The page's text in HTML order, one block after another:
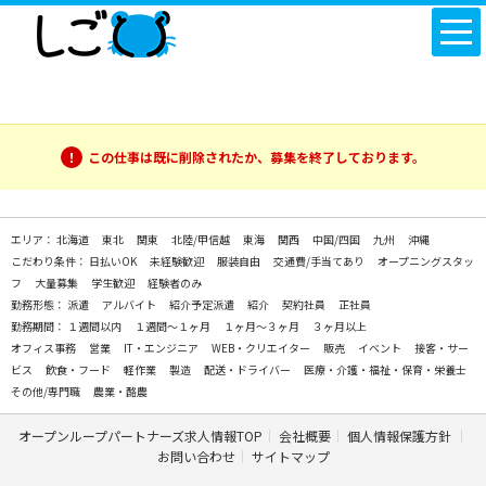
この仕事は既に削除されたか、募集を終了しております。
エリア： 北海道 東北 関東 北陸/甲信越 東海 関西 中国/四国 九州
沖縄
こだわり条件： 日払いOK 未経験歓迎 服装自由 交通費/手当てあり
オープニングスタッ
フ
大量募集 学生歓迎
経験者のみ
勤務形態： 派遣 アルバイト 紹介予定派遣 紹介 契約社員
正社員
勤務期間： １週間以内 １週間～１ヶ月 １ヶ月～３ヶ月
３ヶ月以上
オフィス事務
営業 IT・エンジニア WEB・クリエイター 販売 イベント
接客・サー
ビス
飲食・フード 軽作業 製造 配送・ドライバー
医療・介護・福祉・保育・栄養士
その他/専門職
農業・酪農
オープンループパートナーズ求人情報TOP 会社概要
個人情報保護方針
お問い合わせ
サイトマップ